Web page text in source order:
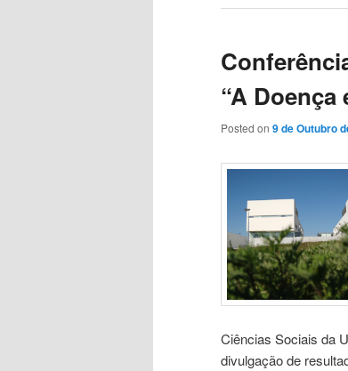
“A Doença
Posted on 9 de Outubro
Ciências Sociais da
divulgação de